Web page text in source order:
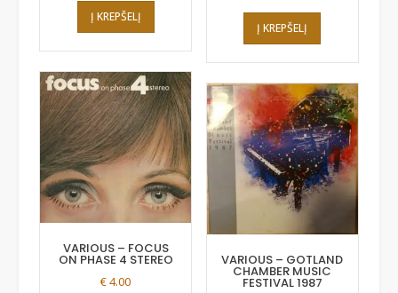
Į KREPŠELĮ
Į KREPŠELĮ
VARIOUS – FOCUS
ON PHASE 4 STEREO
€4.00
VARIOUS – GOTLAND
CHAMBER MUSIC
FESTIVAL 1987